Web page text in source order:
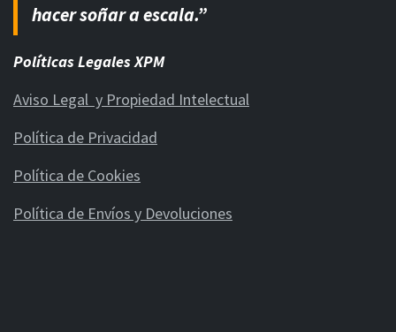
hacer soñar a escala.”
Políticas Legales XPM
Aviso Legal y Propiedad Intelectual
Política de Privacidad
Política de Cookies
Política de Envíos y Devoluciones